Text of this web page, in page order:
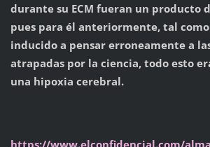
durante su ECM fueran un producto
pues para él anteriormente, tal como
inducido a pensar erroneamente a
atrapadas por la ciencia, todo esto
una hipoxia cerebral.
https://www.elconfidencial.com/